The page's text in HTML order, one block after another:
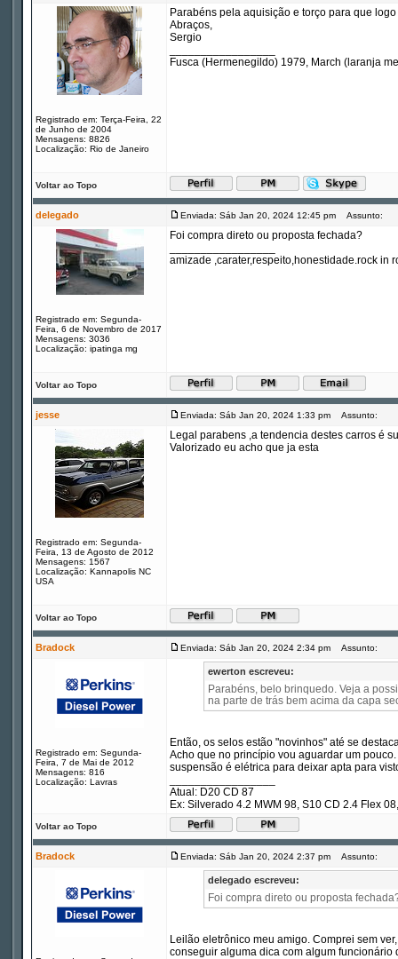
Registrado em: Terça-Feira, 22
de Junho de 2004
Mensagens: 8826
Localização: Rio de Janeiro
Parabéns pela aquisição e torço para que
Abraços,
Sergio
Fusca (Hermenegildo) 1979, March (laranja
Voltar ao Topo
delegado Enviada: Sáb Jan 20, 2024 12:45 pm Assunto:
Registrado em: Segunda-
Feira, 6 de Novembro de 2017
Mensagens: 3036
Localização: ipatinga mg
Foi compra direto ou proposta fechada?
amizade ,carater,respeito,honestidade.rock in
Voltar ao Topo
jesse Enviada: Sáb Jan 20, 2024 1:33 pm Assunto:
Registrado em: Segunda-
Feira, 13 de Agosto de 2012
Mensagens: 1567
Localização: Kannapolis NC
USA
Legal parabens ,a tendencia destes carros é
Valorizado eu acho que ja esta
Voltar ao Topo
Bradock Enviada: Sáb Jan 20, 2024 2:34 pm Assunto:
Registrado em: Segunda-
Feira, 7 de Mai de 2012
Mensagens: 816
Localização: Lavras
ewerton escreveu:
Parabéns, belo brinquedo. Veja a
na parte de trás bem acima da capa
Então, os selos estão "novinhos" até se
Acho que no princípio vou aguardar um
suspensão é elétrica para deixar apta para
Atual: D20 CD 87
Ex: Silverado 4.2 MWM 98, S10 CD 2.4 Flex
Voltar ao Topo
Bradock Enviada: Sáb Jan 20, 2024 2:37 pm Assunto:
delegado escreveu:
Foi compra direto ou proposta
Leilão eletrônico meu amigo. Comprei sem
conseguir alguma dica com algum